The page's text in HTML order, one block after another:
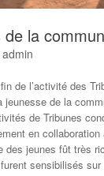
la
admin
de l’activité des
jeunesse de la
de Tribunes
en
des jeunes fût très
sensibilisés